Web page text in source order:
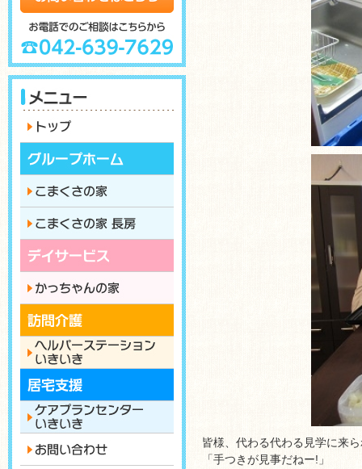
皆様、代わる代わる見学に来
「手つきが見事だねー!」